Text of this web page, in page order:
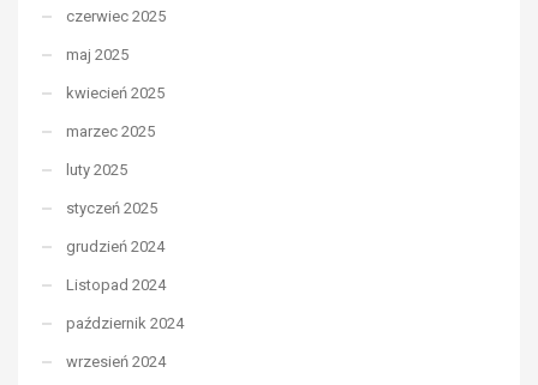
czerwiec 2025
maj 2025
kwiecień 2025
marzec 2025
luty 2025
styczeń 2025
grudzień 2024
Listopad 2024
październik 2024
wrzesień 2024